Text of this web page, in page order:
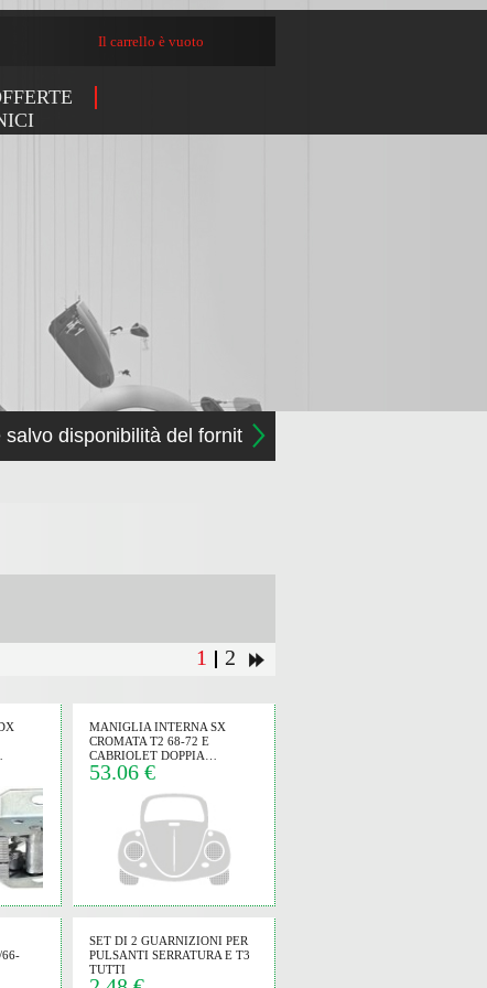
Il carrello è vuoto
disponibilità del fornitore
1 2
MANIGLIA INTERNA SX
CROMATA T2 68-72 E
CABRIOLET DOPPIA…
53.06 €
66-
SET DI 2 GUARNIZIONI PER
PULSANTI SERRATURA E T3
TUTTI